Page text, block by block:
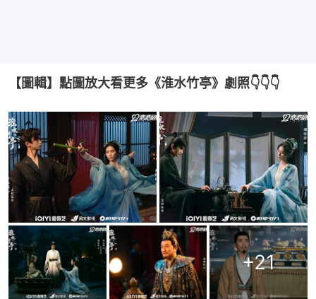
【圖輯】點圖放大看更多《淮水竹亭》劇照👇👇👇
+21